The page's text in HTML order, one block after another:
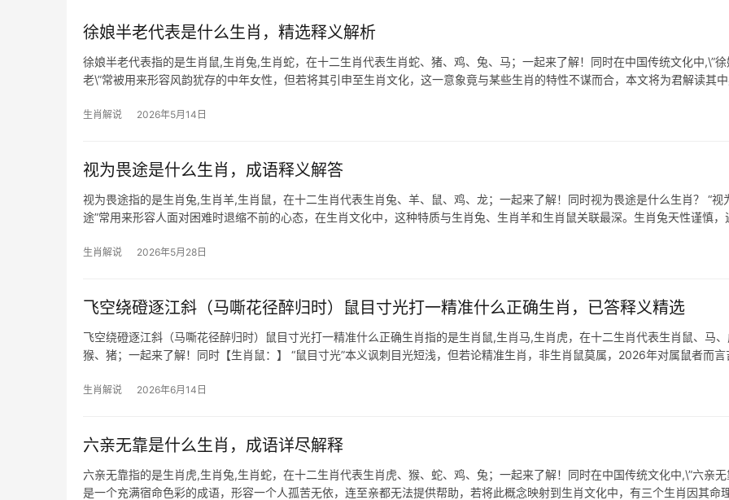
徐娘半老代表是什么生肖，精选释义解析
徐娘半老代表指的是生肖鼠,生肖兔,生肖蛇，在十二生肖代表生肖蛇、猪、鸡、兔、马；一起来了解！同时在中国传统文化中,\”
老\”常被用来形容风韵犹存的中年女性，但若将其引申至生肖文化，这一意象竟与某些生肖的特性不谋而合，本文将为君解读其
生肖解说 2026年5月14日
视为畏途是什么生肖，成语释义解答
视为畏途指的是生肖兔,生肖羊,生肖鼠，在十二生肖代表生肖兔、羊、鼠、鸡、龙；一起来了解！同时视为畏途是什么生肖？ “视
途”常用来形容人面对困难时退缩不前的心态，在生肖文化中，这种特质与生肖兔、生肖羊和生肖鼠关联最深。生肖兔天性谨慎，
生肖解说 2026年5月28日
飞空绕磴逐江斜（马嘶花径醉归时）鼠目寸光打一精准什么正确生肖，已答释义精选
飞空绕磴逐江斜（马嘶花径醉归时）鼠目寸光打一精准什么正确生肖指的是生肖鼠,生肖马,生肖虎，在十二生肖代表生肖鼠、马、
猴、猪；一起来了解！同时【生肖鼠：】 “鼠目寸光”本义讽刺目光短浅，但若论精准生肖，非生肖鼠莫属，2026年对属鼠者而言
生肖解说 2026年6月14日
六亲无靠是什么生肖，成语详尽解释
六亲无靠指的是生肖虎,生肖兔,生肖蛇，在十二生肖代表生肖虎、猴、蛇、鸡、兔；一起来了解！同时在中国传统文化中,\”六亲无
是一个充满宿命色彩的成语，形容一个人孤苦无依，连至亲都无法提供帮助，若将此概念映射到生肖文化中，有三个生肖因其命